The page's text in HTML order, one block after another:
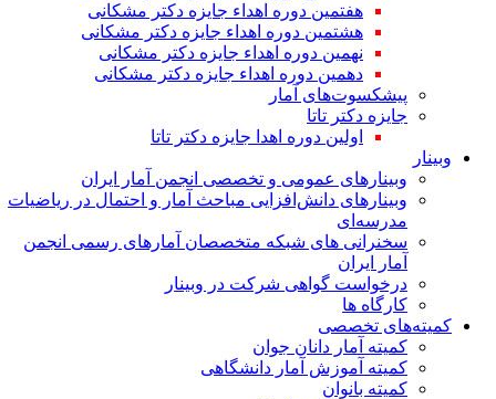
هفتمین دوره اهداء جایزه دکتر مشکانی
هشتمین دوره اهداء جایزه دکتر مشکانی
نهمین دوره اهداء جایزه دکتر مشکانی
دهمین دوره اهداء جایزه دکتر مشکانی
پیشکسوت‌های آمار
جایزه دکتر تاتا
اولین دوره اهدا جایزه دکتر تاتا
وبینار
وبینارهای عمومی و تخصصی انجمن آمار ایران
وبینارهای دانش‌افزایی مباحث آمار و احتمال در ریاضیات
مدرسه‌ای
سخنرانی های شبکه متخصصان آمارهای رسمی انجمن
آمار ایران
درخواست گواهی شرکت در وبینار
کارگاه ها
کمیته‌های تخصصی
کمیته آمار دانان جوان
کمیته آموزش آمار دانشگاهی
کمیته بانوان